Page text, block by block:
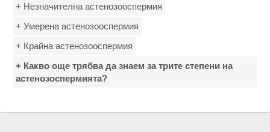
+ Незначителна астенозооспермия
+ Умерена астенозооспермия
+ Крайна астенозооспермия
+ Какво още трябва да знаем за трите степени на
астенозоспермията?